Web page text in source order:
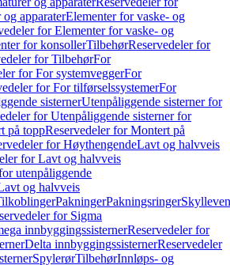
apparaterElementer for vaske- og
for Elementer for vaske- og
for konsollerTilbehørReservedeler for
for TilbehørFor
for For systemveggerFor
for For tilførselssystemerFor
sisternerUtenpåliggende sisterner for
for Utenpåliggende sisterner for
på toppReservedeler for Montert på
for HøythengendeLavt og halvveis
for Lavt og halvveis
utenpåliggende
og halvveis
PakningerPakningsringer
for Sigma
innbyggingssisternerReservedeler for
Delta innbyggingssisternerReservedeler
SpylerørTilbehørInnløps- og